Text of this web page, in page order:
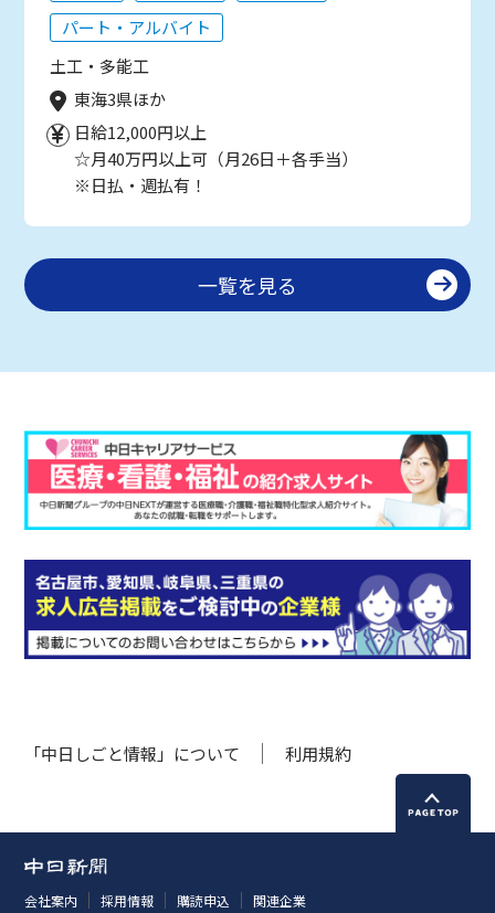
パート・アルバイト
土工・多能工
東海3県ほか
日給12,000円以上
☆月40万円以上可（月26日＋各手当）
※日払・週払有！
一覧を見る
「中日しごと情報」について 利用規約
会社案内 採用情報 購読申込 関連企業